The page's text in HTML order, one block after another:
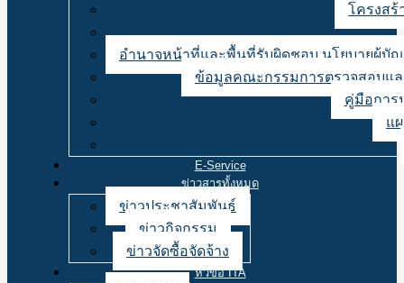
โครงสร้
อำนาจหน้าที่และพื้นที่รับผิดชอบ นโยบายผู้บั
ข้อมูลคณะกรรมการตรวจสอบแล
คู่มือการ
แ
E-Service
ข่าวสารทั้งหมด
ข่าวประชาสัมพันธ์
ข่าวกิจกรรม
ข่าวจัดซื้อจัดจ้าง
หัวข้อ ITA